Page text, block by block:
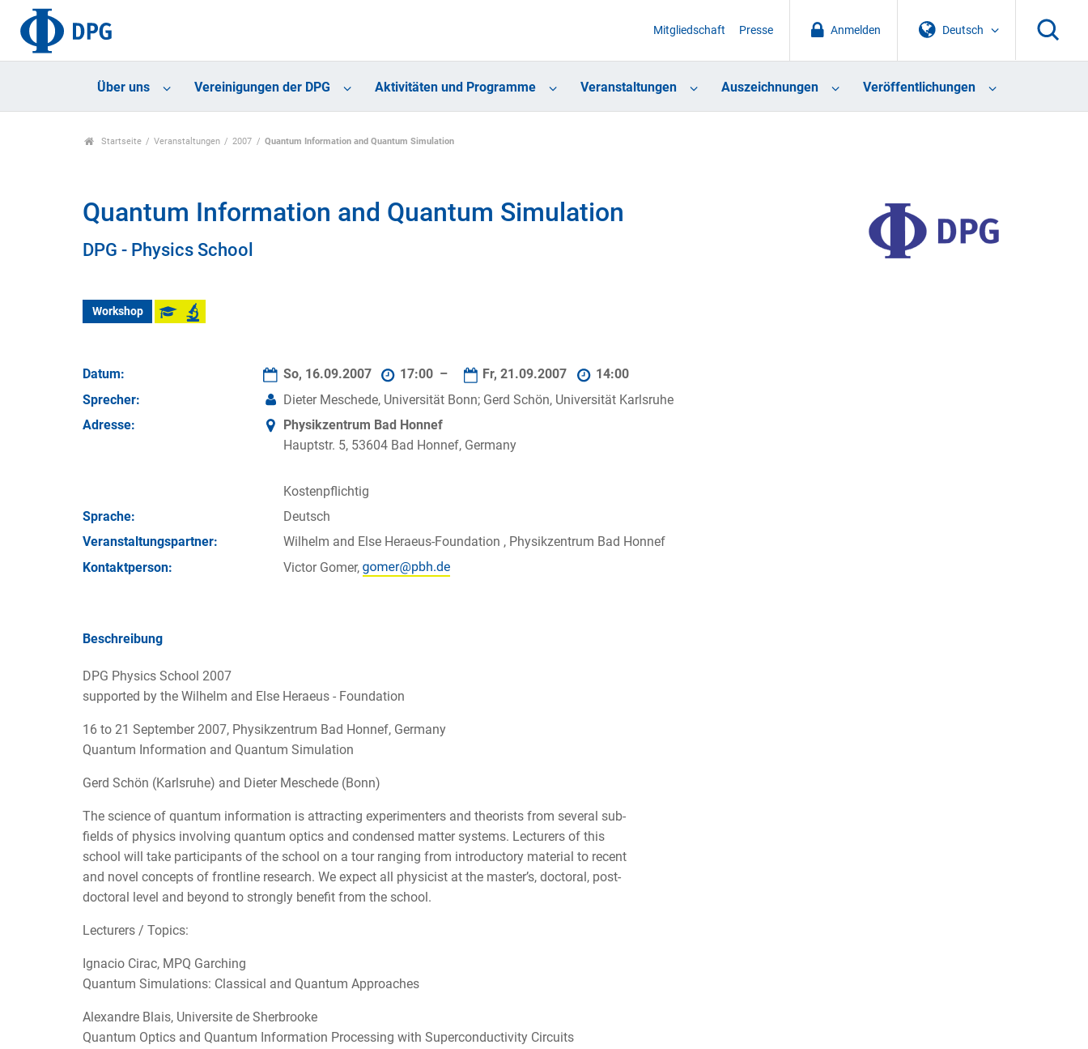
Deutsch
Anmelden
Mitgliedschaft Presse
Über uns Vereinigungen der DPG Aktivitäten und Programme Veranstaltungen Auszeichnungen Veröffentlichungen
Startseite Veranstaltungen 2007 Quantum Information and Quantum Simulation
Quantum Information and Quantum Simulation
DPG - Physics School
Workshop
Datum: So, 16.09.2007 17:00 – Fr, 21.09.2007
14:00
Sprecher:
Dieter Meschede, Universität Bonn; Gerd Schön, Universität Karlsruhe
Adresse:
Physikzentrum Bad Honnef
Hauptstr. 5, 53604 Bad Honnef, Germany
Kostenpflichtig
Sprache:
Deutsch
Veran­staltungs­partner:
Wilhelm and Else Heraeus-Foundation , Physikzentrum Bad Honnef
Kontakt­person:
Victor Gomer,
Beschreibung
DPG Physics School 2007
supported by the Wilhelm and Else Heraeus - Foundation
16 to 21 September 2007, Physikzentrum Bad Honnef, Germany
Quantum Information and Quantum Simulation
Gerd Schön (Karlsruhe) and Dieter Meschede (Bonn)
The science of quantum information is attracting experimenters and theorists from several sub-
fields of physics involving quantum optics and condensed matter systems. Lecturers of this
school will take participants of the school on a tour ranging from introductory material to recent
and novel concepts of frontline research. We expect all physicist at the master’s, doctoral, post-
doctoral level and beyond to strongly benefit from the school.
Lecturers / Topics:
Ignacio Cirac, MPQ Garching
Quantum Simulations: Classical and Quantum Approaches
Alexandre Blais, Universite de Sherbrooke
Quantum Optics and Quantum Information Processing with Superconductivity Circuits